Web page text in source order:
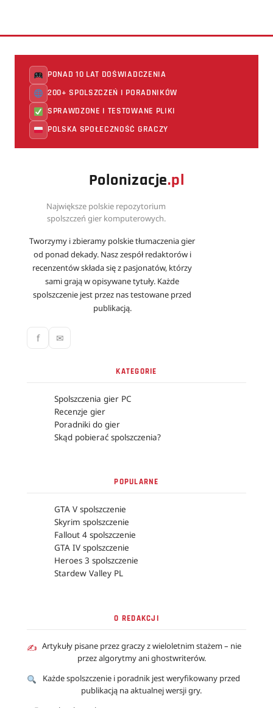
PONAD 10 LAT DOŚWIADCZENIA
200+ SPOLSZCZEŃ I PORADNIKÓW
SPRAWDZONE I TESTOWANE PLIKI
POLSKA SPOŁECZNOŚĆ GRACZY
Polonizacje.pl
Największe polskie repozytorium
spolszczeń gier komputerowych.
Tworzymy i zbieramy polskie tłumaczenia gier
od ponad dekady. Nasz zespół redaktorów i
recenzentów składa się z pasjonatów, którzy
sami grają w opisywane tytuły. Każde
spolszczenie jest przez nas testowane przed
publikacją.
f ✉
KATEGORIE
Spolszczenia gier PC
Recenzje gier
Poradniki do gier
Skąd pobierać spolszczenia?
POPULARNE
GTA V spolszczenie
Skyrim spolszczenie
Fallout 4 spolszczenie
GTA IV spolszczenie
Heroes 3 spolszczenie
Stardew Valley PL
O REDAKCJI
✍ Artykuły pisane przez graczy z wieloletnim stażem – nie
przez algorytmy ani ghostwriterów.
Każde spolszczenie i poradnik jest weryfikowany przed
publikacją na aktualnej wersji gry.